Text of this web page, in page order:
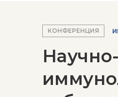
КОНФЕРЕНЦИЯ